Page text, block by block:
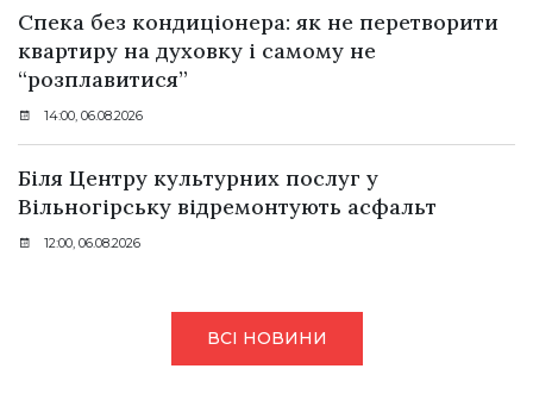
Спека без кондиціонера: як не перетворити
квартиру на духовку і самому не
“розплавитися”
14:00, 06.08.2026
Біля Центру культурних послуг у
Вільногірську відремонтують асфальт
12:00, 06.08.2026
ВСІ НОВИНИ